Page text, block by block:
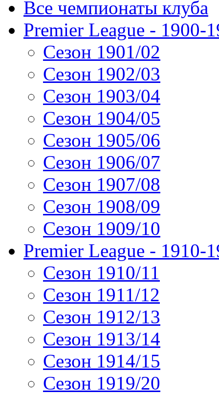
Все чемпионаты клуба
Premier League - 1900-
Сезон 1901/02
Сезон 1902/03
Сезон 1903/04
Сезон 1904/05
Сезон 1905/06
Сезон 1906/07
Сезон 1907/08
Сезон 1908/09
Сезон 1909/10
Premier League - 1910-
Сезон 1910/11
Сезон 1911/12
Сезон 1912/13
Сезон 1913/14
Сезон 1914/15
Сезон 1919/20